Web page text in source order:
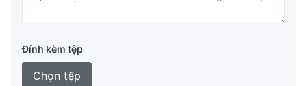
Đính kèm tệp
Chọn tệp